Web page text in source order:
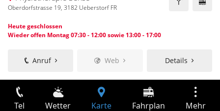
Oberdorfstrasse 19, 3182 Ueberstorf FR
Heute geschlossen
Wieder offen Montag 07:30 - 12:00 sowie 13:00 - 17:00
Anruf Web Details
Tel Wetter Karte Fahrplan Mehr